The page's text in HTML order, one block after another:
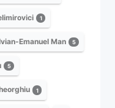
1
Emanuel Man 5
5
1